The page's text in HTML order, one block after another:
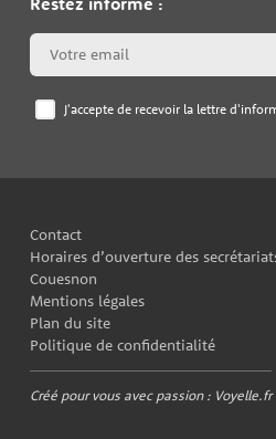
J'accepte de recevoir la lettre
Contact
Horaires d’ouverture des
Couesnon
Mentions légales
Plan du site
Politique de confidentialité
Créé pour vous avec passion : Voyelle.fr